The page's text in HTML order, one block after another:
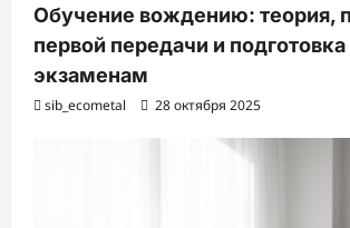
Обучение вождению: теория,
первой передачи и подготовка
экзаменам
sib_ecometal 28 октября 2025